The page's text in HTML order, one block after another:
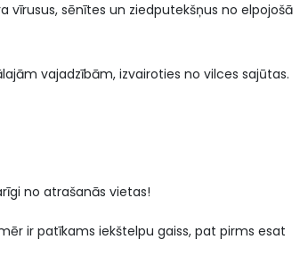
vīrusus, sēnītes un ziedputekšņus no elpojošā
vajadzībām, izvairoties no vilces sajūtas.
no atrašanās vietas!
ir patīkams iekštelpu gaiss, pat pirms esat